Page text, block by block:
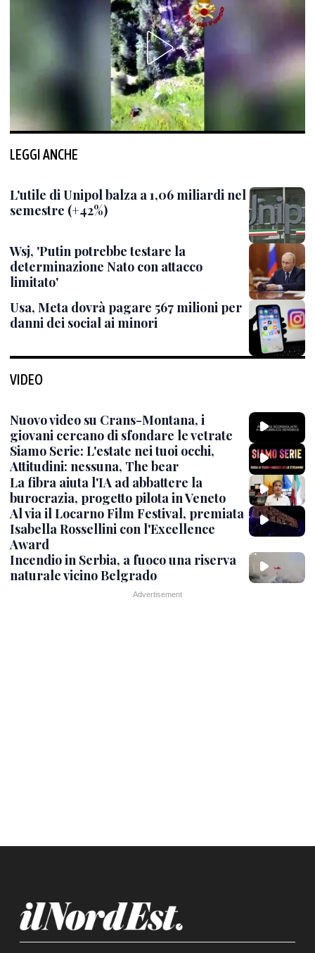
LEGGI ANCHE
L'utile di Unipol balza a 1,06 miliardi nel
semestre (+42%)
Wsj, 'Putin potrebbe testare la
determinazione Nato con attacco
limitato'
Usa, Meta dovrà pagare 567 milioni per
danni dei social ai minori
VIDEO
Nuovo video su Crans-Montana, i
giovani cercano di sfondare le vetrate
Siamo Serie: L'estate nei tuoi occhi,
Attitudini: nessuna, The bear
La fibra aiuta l'IA ad abbattere la
burocrazia, progetto pilota in Veneto
Al via il Locarno Film Festival, premiata
Isabella Rossellini con l'Excellence
Award
Incendio in Serbia, a fuoco una riserva
naturale vicino Belgrado